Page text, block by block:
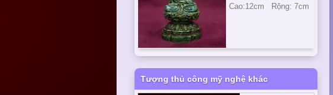
Cao:12cm Rộng: 7cm
Tượng thủ công mỹ nghệ khác